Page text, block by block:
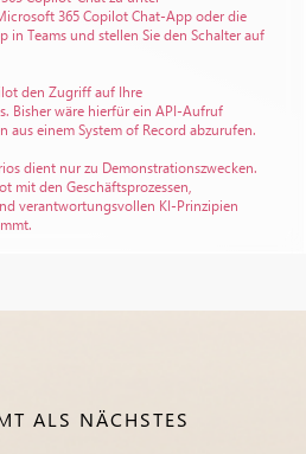
365 Copilot Chat-App oder die
in Teams und stellen Sie den Schalter auf
den Zugriff auf Ihre
Bisher wäre hierfür ein API-Aufruf
aus einem System of Record abzurufen.
dient nur zu Demonstrationszwecken.
mit den Geschäftsprozessen,
verantwortungsvollen KI-Prinzipien
ALS NÄCHSTES